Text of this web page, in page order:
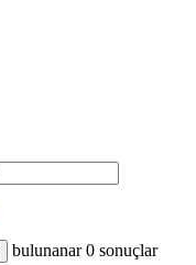
bulunanar0 sonuçlar